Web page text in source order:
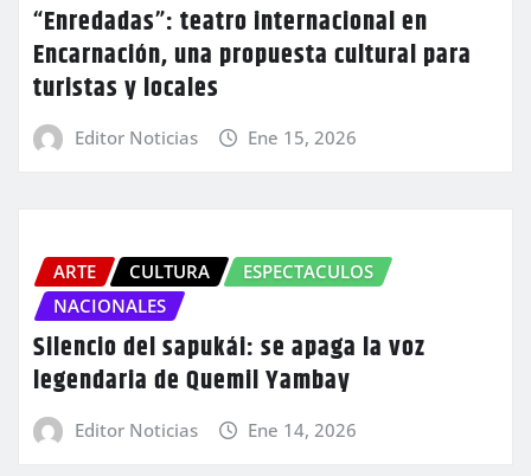
“Enredadas”: teatro internacional en
Encarnación, una propuesta cultural para
turistas y locales
Editor Noticias Ene 15, 2026
ARTE CULTURA
ESPECTACULOS
NACIONALES
Silencio del sapukái: se apaga la voz
legendaria de Quemil Yambay
Editor Noticias Ene 14, 2026